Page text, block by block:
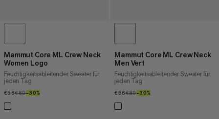
Mammut Core ML Crew Neck
Women Logo
Feuchtigkeitsableitender Sweater für
jeden Tag
€56€56
€80€80
–30%
Mammut Core ML Crew Neck
Men Vert
Feuchtigkeitsableitender Sweater für
jeden Tag
€56€56
€80€80
–30%